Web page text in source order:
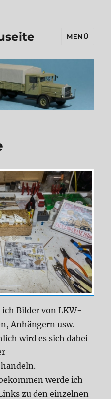
MENÜ
ich Bilder von LKW-
Anhängern usw.
wird es sich dabei
werde ich
zu den einzelnen